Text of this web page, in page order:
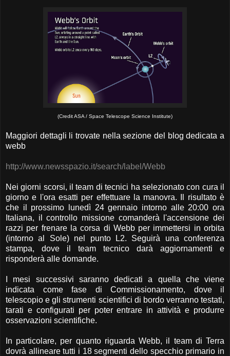
(Credit ASA / Space Telescope Science Institute)
Maggiori dettagli li trovate nella sezione del blog dedicata a
webb
http://www.newsspazio.it/search/label/Webb
Nei giorni scorsi, il team di tecnici ha selezionato con cura il
giorno e l'ora esatti per effettuare la manovra. Il risultato è
che il prossimo lunedì 24 gennaio intorno alle 20:00 ora
Italiana, il controllo missione comanderà l'accensione dei
razzi per frenare la corsa di Webb per immettersi in orbita
(intorno al Sole) nel punto L2. Seguirà una conferenza
stampa, dove il team tecnico darà aggiornamenti e
risponderà alle domande.
I mesi successivi saranno dedicati a quella che viene
indicata come fase di Commissionamento, dove il
telescopio e gli strumenti scientifici di bordo verranno testati,
tarati e configurati per poter entrare in attività e produrre
osservazioni scientifiche.
In particolare, per quanto riguarda Webb, il team di Terra
dovrà allineare tutti i 18 segmenti dello specchio primario in